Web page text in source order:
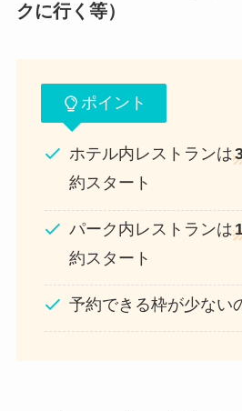
クに行く等）
ポイント
ホテル内レストランは
約スタート
パーク内レストランは
約スタート
予約できる枠が少ない